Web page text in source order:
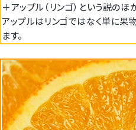
＋アップル（リンゴ）という説の
アップルはリンゴではなく単に果
ます。